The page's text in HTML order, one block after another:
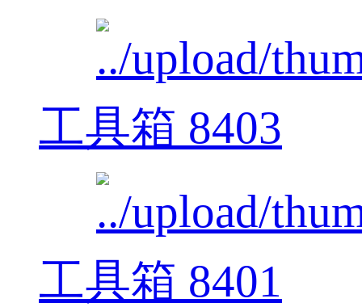
工具箱 8403
工具箱 8401